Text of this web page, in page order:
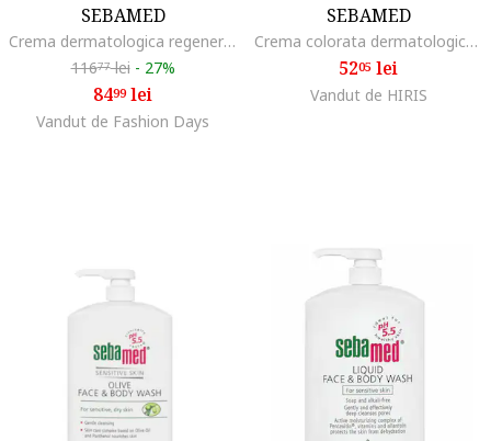
SEBAMED
Crema dermatologica regeneratoare pentru fata 50 ml
11677lei - 27%
8499lei
Vandut de Fashion Days
SEBAMED
Crema colorata dermatologica Clear Face pentru ten acneic, 10 ml
5205 lei
Vandut de HIRIS